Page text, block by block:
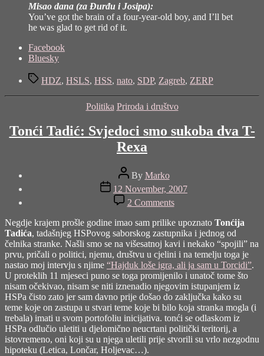
Misao dana (za Đurđu i Josipa):
You’ve got the brain of a four-year-old boy, and I’ll bet
he was glad to get rid of it.
Share
"Prije
poslije"
Facebook
Bluesky
TagsHDZ, HSLS, HSS, nato, SDP, Zagreb, ZERP
Categories
Politika Priroda i društvo
Tonći Tadić: Svjedoci smo sukoba dva T-
Rexa
Post
author
By Marko
Post
date
12 November, 2007
2 Commentson
Tonći
Tadić:
Svjedoci
smo
sukoba
dva
T-
Rexa
Negdje krajem prošle godine imao sam prilike upoznato Tonćija
Tadića, tadašnjeg HSPovog saborskog zastupnika i jednog od
čelnika stranke. Našli smo se na višesatnoj kavi i nekako “spojili” na
prvu, pričali o politici, njemu, društvu u cjelini i na temelju toga je
nastao moj intervju s njime “Hajduk loše igra, ali ja sam u Torcidi”.
U proteklih 11 mjeseci puno se toga promijenilo i unatoč tome što
nisam očekivao, nisam se niti iznenadio njegovim istupanjem iz
HSPa čisto zato jer sam davno prije došao do zaključka kako su
teme koje on zastupa u stvari teme koje bi bilo koja stranka mogla (i
trebala) imati u svom portofoliu inicijativa. tonći se odlaskom iz
HSPa odlučio uletiti u djelomično neucrtani politički teritorij, a
istovremeno, oni koji su u njega uletili prije stvorili su vrlo nezgodnu
hipoteku (Letica, Lončar, Holjevac…).